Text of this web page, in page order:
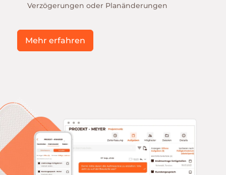
Verzögerungen oder Planänderungen
Mehr erfahren